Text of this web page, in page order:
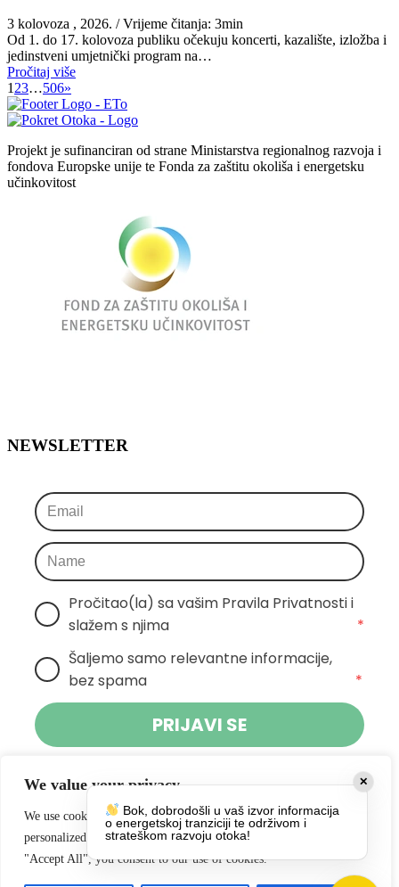
We value your privacy
We use cookies to enhance your browsing experience, serve
personalized ads or content, and analyze our traffic. By clicking
"Accept All", you consent to our use of cookies.
3 kolovoza , 2026. / Vrijeme čitanja: 3min
Od 1. do 17. kolovoza publiku očekuju koncerti, kazalište, izložba i
jedinstveni umjetnički program na…
Pročitaj više
123…506»
Projekt je sufinanciran od strane Ministarstva regionalnog razvoja i
fondova Europske unije te Fonda za zaštitu okoliša i energetsku
učinkovitost
NEWSLETTER
Pročitao(la) sa vašim Pravila Privatnosti i
slažem s njima
*
Šaljemo samo relevantne informacije,
bez spama
*
PRIJAVI SE
Klikom na gumb dajete suglasnost za primanje novosti Pokreta
Otoka te se slažete s
Društvene mreže
https://www.facebook.com/PokretOtoka
✕
Bok, dobrodošli u vaš izvor informacija
o energetskoj tranziciji te održivom i
strateškom razvoju otoka!